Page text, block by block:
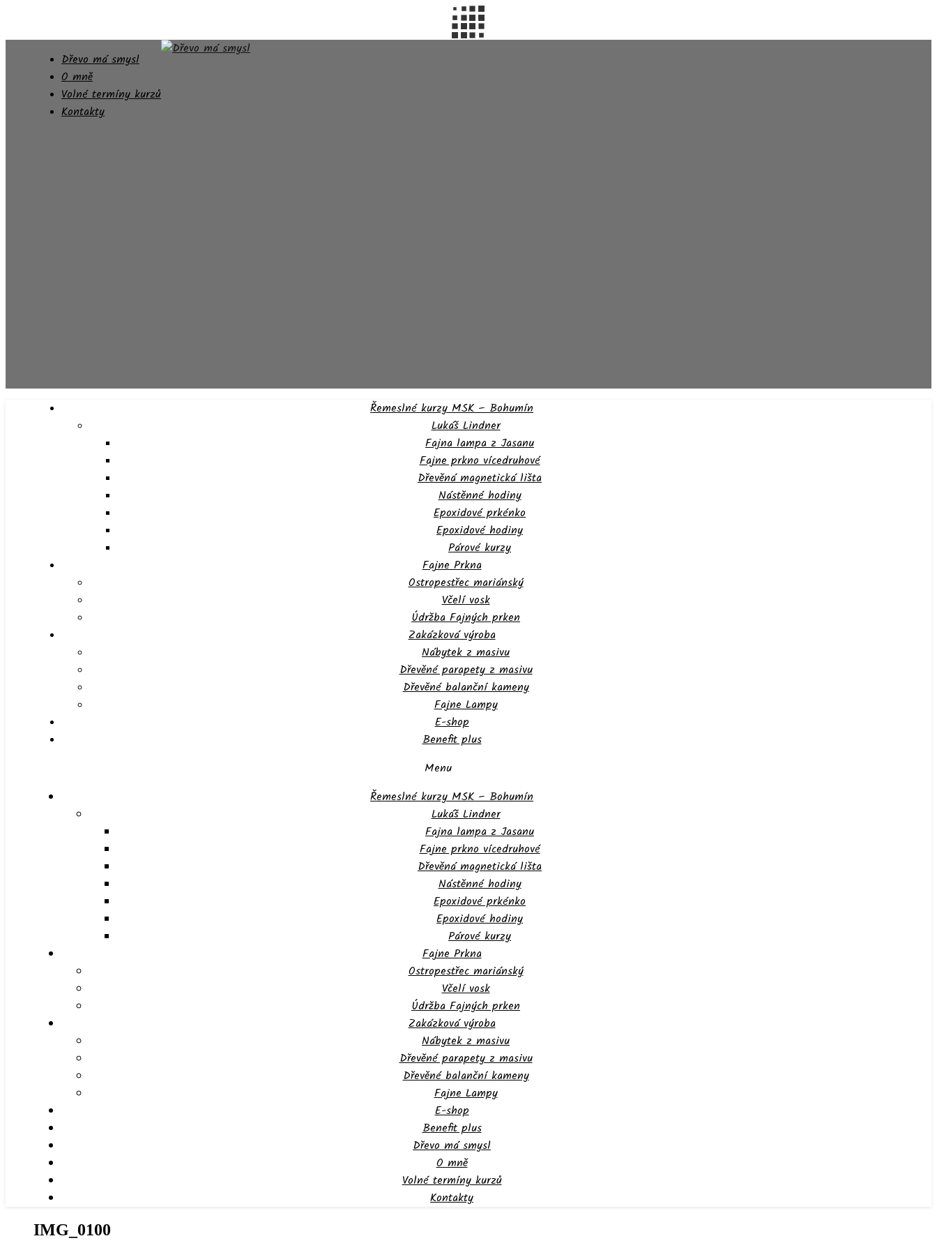
Dřevo má smysl
O mně
Volné termíny kurzů
Kontakty
Řemeslné kurzy MSK – Bohumín
Lukáš Lindner
Fajna lampa z Jasanu
Fajne prkno vícedruhové
Dřevěná magnetická lišta
Nástěnné hodiny
Epoxidové prkénko
Epoxidové hodiny
Párové kurzy
Fajne Prkna
Ostropestřec mariánský
Včelí vosk
Údržba Fajných prken
Zakázková výroba
Nábytek z masivu
Dřevěné parapety z masivu
Dřevěné balanční kameny
Fajne Lampy
E-shop
Benefit plus
Menu
Řemeslné kurzy MSK – Bohumín
Lukáš Lindner
Fajna lampa z Jasanu
Fajne prkno vícedruhové
Dřevěná magnetická lišta
Nástěnné hodiny
Epoxidové prkénko
Epoxidové hodiny
Párové kurzy
Fajne Prkna
Ostropestřec mariánský
Včelí vosk
Údržba Fajných prken
Zakázková výroba
Nábytek z masivu
Dřevěné parapety z masivu
Dřevěné balanční kameny
Fajne Lampy
E-shop
Benefit plus
Dřevo má smysl
O mně
Volné termíny kurzů
Kontakty
IMG_0100